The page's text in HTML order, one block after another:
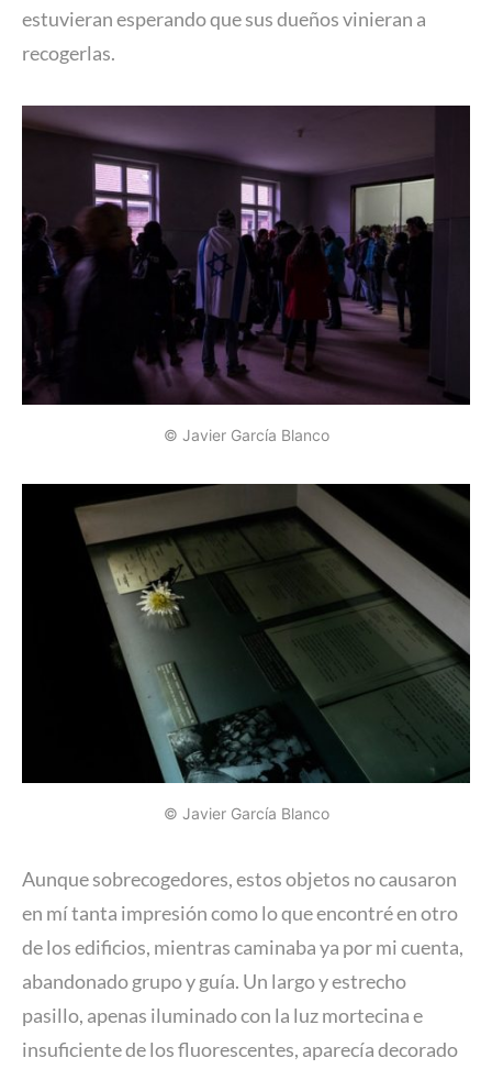
estuvieran esperando que sus dueños vinieran a
recogerlas.
© Javier García Blanco
© Javier García Blanco
Aunque sobrecogedores, estos objetos no causaron
en mí tanta impresión como lo que encontré en otro
de los edificios, mientras caminaba ya por mi cuenta,
abandonado grupo y guía. Un largo y estrecho
pasillo, apenas iluminado con la luz mortecina e
insuficiente de los fluorescentes, aparecía decorado